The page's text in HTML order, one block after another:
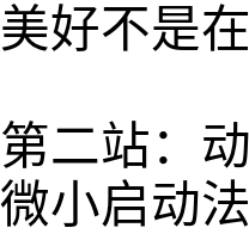
美好不是
第二站：
微小启动